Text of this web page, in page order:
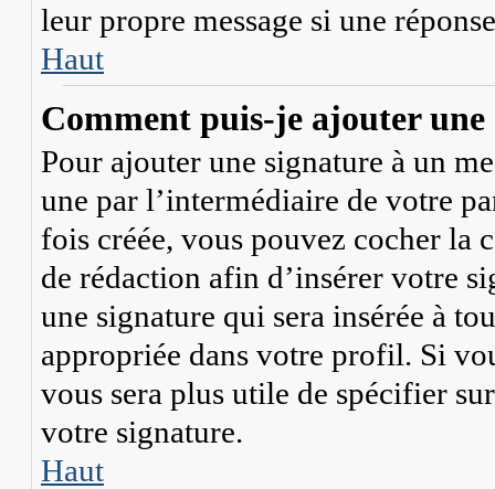
leur propre message si une
Haut
Comment puis-je ajouter une
Pour ajouter une signature à un
une par l’intermédiaire de votre
fois créée, vous pouvez cocher la
de rédaction afin d’insérer votre
une signature qui sera insérée à
appropriée dans votre profil. Si
vous sera plus utile de spécifier
votre signature.
Haut